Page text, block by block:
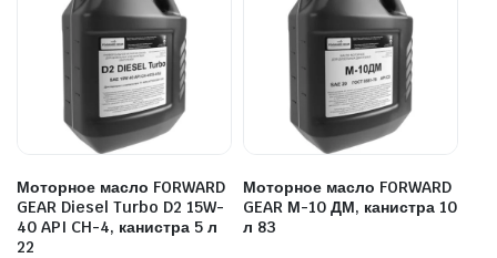
Моторное масло FORWARD
GEAR Diesel Turbo D2 15W-
40 API CH-4, канистра 5 л
22
Моторное масло FORWARD
GEAR М-10 ДМ, канистра 10
л 83